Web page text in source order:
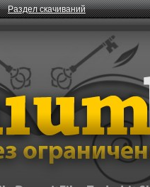
Раздел скачиваний